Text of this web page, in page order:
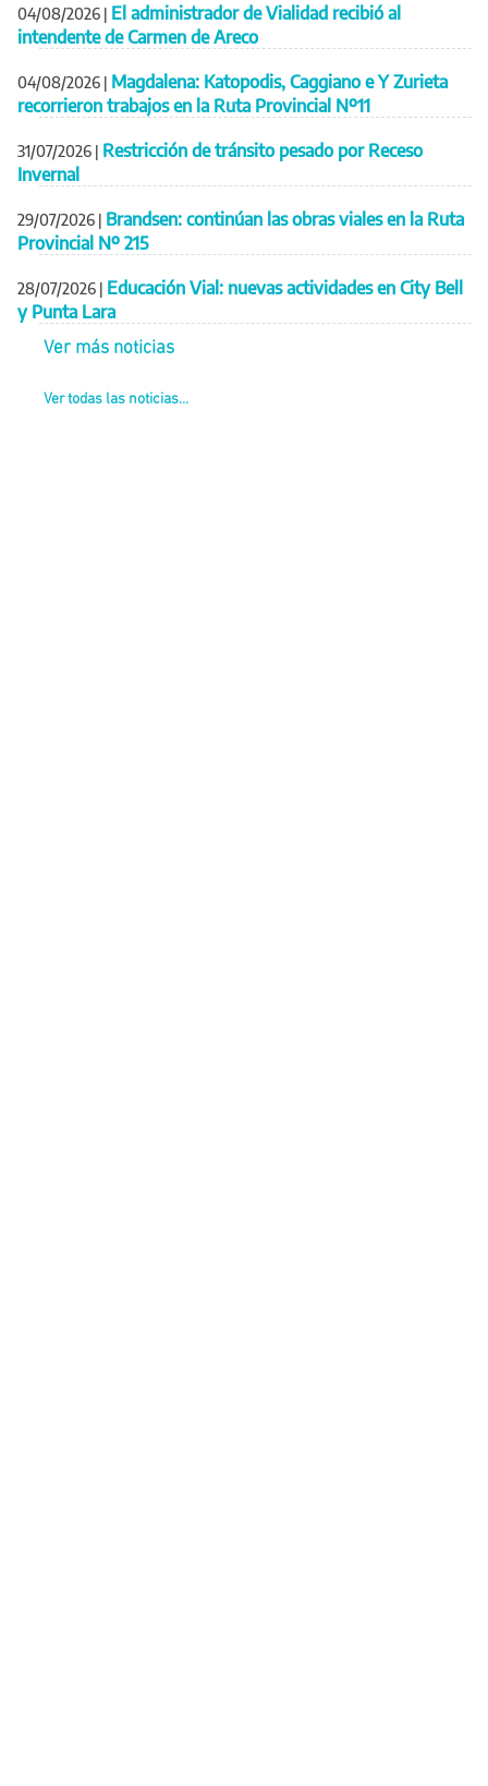
04/08/2026 | El administrador de Vialidad recibió al
intendente de Carmen de Areco
04/08/2026 | Magdalena: Katopodis, Caggiano e Y Zurieta
recorrieron trabajos en la Ruta Provincial Nº11
31/07/2026 | Restricción de tránsito pesado por Receso
Invernal
29/07/2026 | Brandsen: continúan las obras viales en la Ruta
Provincial Nº 215
28/07/2026 | Educación Vial: nuevas actividades en City Bell
y Punta Lara
Ver más noticias
Ver todas las noticias...